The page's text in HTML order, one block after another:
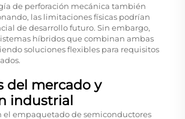
de perforación mecánica también
las limitaciones físicas podrían
de desarrollo futuro. Sin embargo,
híbridos que combinan ambas
soluciones flexibles para requisitos
del mercado y
industrial
el empaquetado de semiconductores